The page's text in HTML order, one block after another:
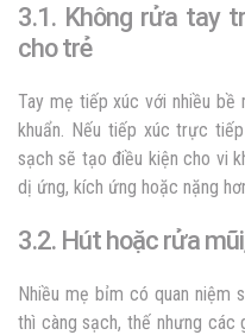
3.1. Không rửa tay
cho trẻ
Tay mẹ tiếp xúc với nhiều bề
khuẩn. Nếu tiếp xúc trực
sạch sẽ tạo điều kiện cho vi
dị ứng, kích ứng hoặc nặng
3.2. Hút hoặc rửa
Nhiều mẹ bỉm có quan niệm
thì càng sạch, thế nhưng các